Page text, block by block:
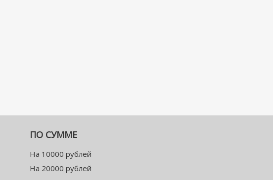
ПО СУММЕ
На 10000 рублей
На 20000 рублей